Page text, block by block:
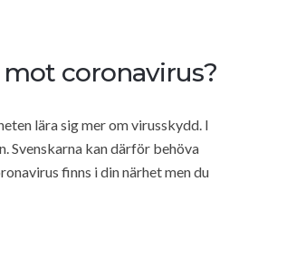
coronavirus?
lära sig mer om virusskydd. I
Svenskarna kan därför behöva
finns i din närhet men du